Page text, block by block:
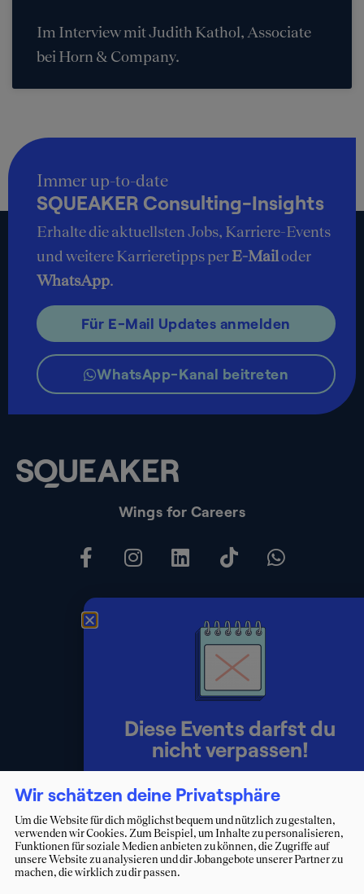
Im Interview mit Judith Kathol, Associate
bei Horn & Company.
Wings for Careers
About SQ
Kontakt
Presse
Impressum
Datenschutz
Erklärung zur Barrierefreiheit
Immer up-to-date
SQUEAKER Consulting-Insights
Erhalte die aktuellsten Jobs, Karriere-Events
und weitere Karrieretipps perE-Mailoder
WhatsApp.
Für E-Mail Updates anmelden
WhatsApp-Kanal beitreten
Wir schätzen deine Privatsphäre
Um die Website für dich möglichst bequem und nützlich zu gestalten,
verwenden wir Cookies. Zum Beispiel, um Inhalte zu personalisieren,
Funktionen für soziale Medien anbieten zu können, die Zugriffe auf
unsere Website zu analysieren und dir Jobangebote unserer Partner zu
machen, die wirklich zu dir passen.
Diese Events darfst du
nicht verpassen!
Lerne Berater:innen persönlich
kennen und starte deinen Weg ins
Consulting.